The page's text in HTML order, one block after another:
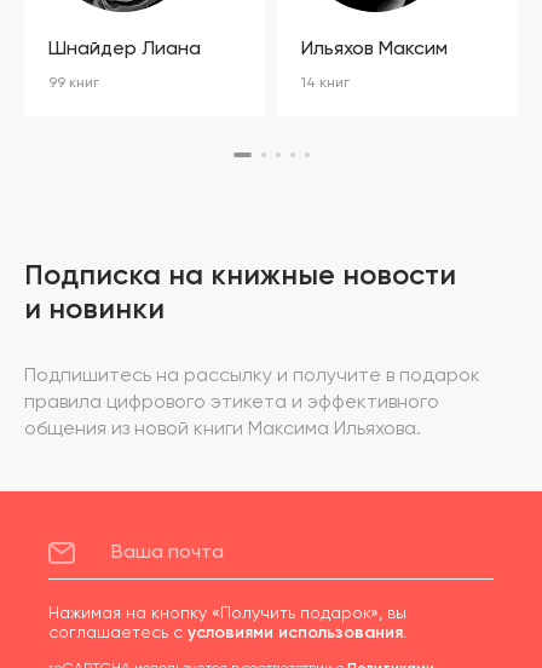
Шнайдер Лиана
99 книг
Ильяхов Максим
14 книг
Подписка на книжные новости
и новинки
Подпишитесь на рассылку и получите в подарок
правила цифрового этикета и эффективного
общения из новой книги Максима Ильяхова.
Нажимая на кнопку «Получить подарок», вы
соглашаетесь с условиями использования.